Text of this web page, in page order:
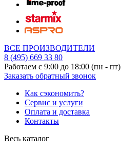
ВСЕ ПРОИЗВОДИТЕЛИ
8 (495) 669 33 80
Работаем с 9:00 до 18:00 (пн - пт)
Заказать обратный звонок
Как сэкономить?
Сервис и услуги
Оплата и доставка
Контакты
Весь каталог